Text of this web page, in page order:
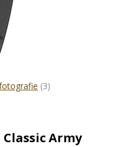
(3)
Classic Army